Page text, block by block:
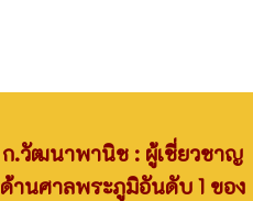
ก.วัฒนาพานิช : ผู้เชี่ยวชาญ
ด้านศาลพระภูมิอันดับ 1 ของ